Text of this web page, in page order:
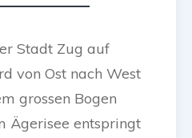
Stadt Zug auf
von Ost nach West
grossen Bogen
Ägerisee entspringt